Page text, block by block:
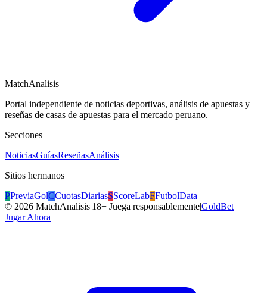
MatchAnalisis
Portal independiente de noticias deportivas, análisis de apuestas y
reseñas de casas de apuestas para el mercado peruano.
Secciones
NoticiasGuíasReseñasAnálisis
Sitios hermanos
PPreviaGolCCuotasDiariasSScoreLabFFutbolData
© 2026 MatchAnalisis|18+ Juega responsablemente|GoldBet
Jugar Ahora